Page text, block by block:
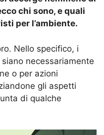
chi sono, e quali
per l’ambiente.
Nello specifico, i
necessariamente
o per azioni
gli aspetti
di qualche